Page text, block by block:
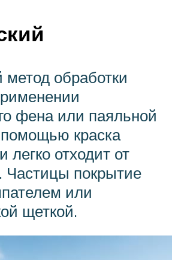
обработки
фена или паяльной
краска
легко отходит от
Частицы покрытие
или
щеткой.